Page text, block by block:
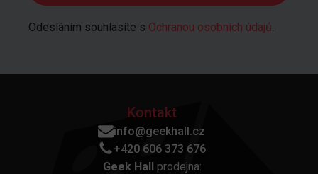
Odesláním souhlasíte s Ochranou osobních údajů
Kontakt
info@geekhall.cz
+420 606 373 676
Geek Hall prodejna: